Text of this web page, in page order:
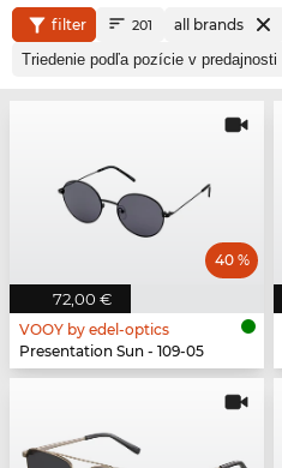
filter 201 all brands
72,00 €
40 %
VOOY by edel-optics
Presentation Sun - 109-05